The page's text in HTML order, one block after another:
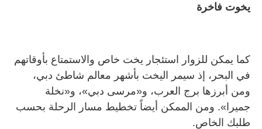
يخوت فاخرة
كما يمكن للزوار استئجار يخت خاص والاستمتاع بأوقاتهم
في البحر، إذ سيمر اليخت بأشهر معالم شاطئ دبي،
ومن أبرزها برج العرب، و«مرسى دبي»، و«نخلة
جميرا». ومن الممكن أيضاً تخطيط مسار الرحلة بحسب
طلبك الخاص.